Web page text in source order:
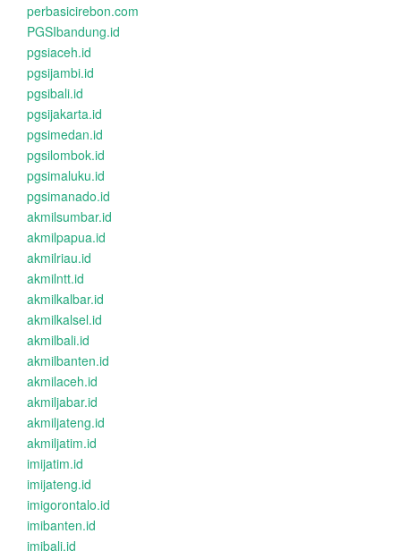
perbasicirebon.com
PGSIbandung.id
pgsiaceh.id
pgsijambi.id
pgsibali.id
pgsijakarta.id
pgsimedan.id
pgsilombok.id
pgsimaluku.id
pgsimanado.id
akmilsumbar.id
akmilpapua.id
akmilriau.id
akmilntt.id
akmilkalbar.id
akmilkalsel.id
akmilbali.id
akmilbanten.id
akmilaceh.id
akmiljabar.id
akmiljateng.id
akmiljatim.id
imijatim.id
imijateng.id
imigorontalo.id
imibanten.id
imibali.id